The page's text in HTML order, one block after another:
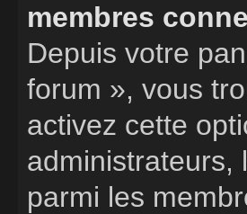
membres
Depuis votre
forum », vous
activez cette
administrateurs,
parmi les